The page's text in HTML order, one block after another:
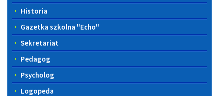
Historia
Gazetka szkolna "Echo"
Sekretariat
Pedagog
Psycholog
Logopeda